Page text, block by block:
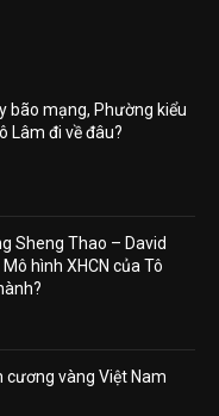
bão mạng, Phường kiểu
Lâm đi về đâu?
Sheng Thao – David
hình XHCN của Tô
cương vàng Việt Nam